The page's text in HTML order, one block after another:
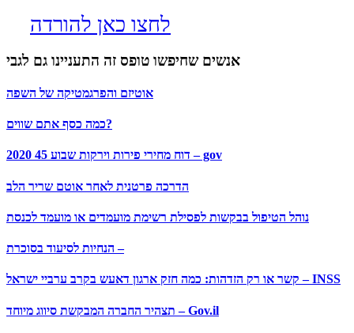
לחצו כאן להורדה
אנשים שחיפשו טופס זה התעניינו גם לגבי
אוטיזם והפרגמטיקה של השפה
כמה כסף אתם שווים?
דוח מחירי פירות וירקות שבוע 45 2020 – gov
הדרכה פרטנית לאחר אוטם שריר הלב
נוהל הטיפול בבקשות לפסילת רשימת מועמדים או מועמד לכנסת
הנחיות לסיעוד בסוכרת –
קשר או רק הזדהות: כמה חזק ארגון דאעש בקרב ערביי ישראל – INSS
תצהיר החברה המבקשת סיווג מיוחד – Gov.il